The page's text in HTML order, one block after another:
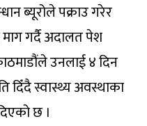
ब्यूरोले पक्राउ गरेर
माग गर्दै अदालत पेश
उनलाई ४ दिन
दिँदै स्वास्थ्य अवस्थाका
छ ।